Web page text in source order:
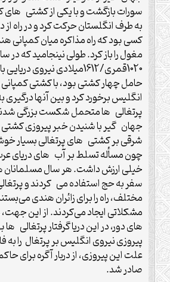
سورات بازگشت و با یکی از کشتی
به طرف انگلستان حرکت کرد و در راه از
کسی بود که راه مذاکره میان کمپانی
مغول را باز کرد. طولی نینجامید که در
1020قمری/1612میلادی نیروی
حامل چهار کشتی بود، با کشتی
انگلیس برخورد کرد و بین آنها
پرتغالی ها متحمل شکست بزرگی
جهان گیر با شنیدن خبر پیروزی
شرقی بر کشتی های پرتغالی بسیار
چون مسأله تسلط بر آب های دریای
خیلی ارزش داشت. هر سال مسلمانان
سفر به حج استفاده می کردند و
مختلف، راه را برای زائران هندی
مشکلاتی ایجاد می‌کردند. از این
های دور، در این دریا گرفتار پرتغالی
پیروزی نیروی انگلیس بر پرتغال را به
علت این پیروزی، از دربار آگره برای
صادر شد.